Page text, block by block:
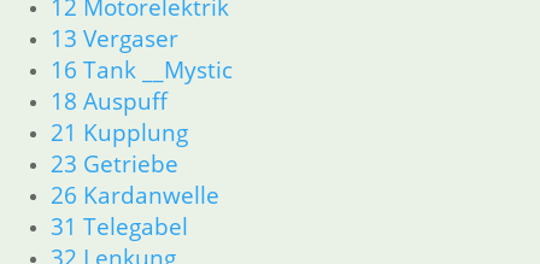
12 Motorelektrik
13 Vergaser
16 Tank __Mystic
18 Auspuff
21 Kupplung
23 Getriebe
26 Kardanwelle
31 Telegabel
32 Lenkung
Zylinderkopf
Kolben/Kolbenringe
12 Motorelektrik
13 Vergaser
16 Tank
18 Auspuff
21 Kupplung
23 Getriebe
34 Bremsen
36 Räder